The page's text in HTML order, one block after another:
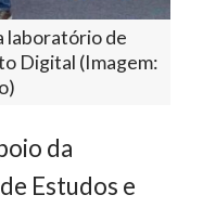
laboratório de
Digital (Imagem:
da
Estudos e